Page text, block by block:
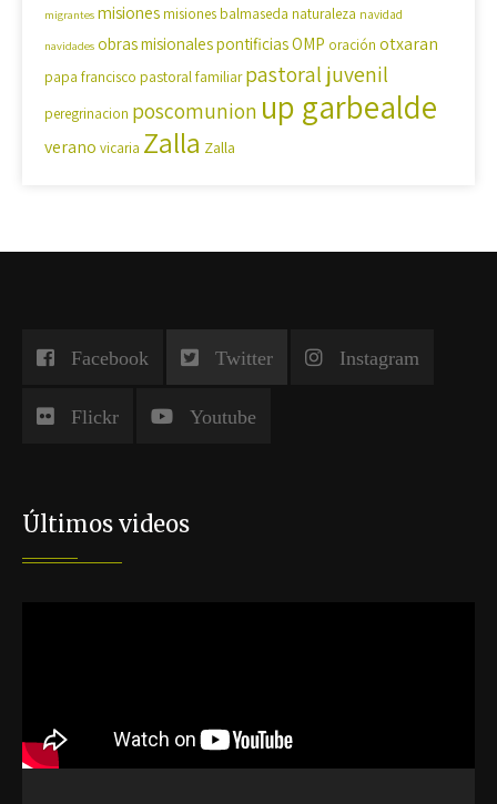
migrantes misiones misiones balmaseda naturaleza navidad
navidades obras misionales pontificiasOMP oración otxaran
papa francisco pastoral familiar pastoral juvenil
peregrinacion poscomunion up garbealde
verano vicaria Zalla Zalla
Facebook Twitter Instagram
Flickr Youtube
Últimos videos